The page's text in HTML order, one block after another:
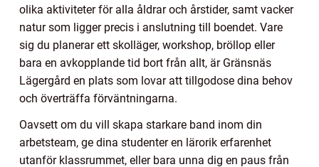
olika aktiviteter för alla åldrar och årstider, samt vacker
natur som ligger precis i anslutning till boendet. Vare
sig du planerar ett skolläger, workshop, bröllop eller
bara en avkopplande tid bort från allt, är Gränsnäs
Lägergård en plats som lovar att tillgodose dina behov
och överträffa förväntningarna.
Oavsett om du vill skapa starkare band inom din
arbetsteam, ge dina studenter en lärorik erfarenhet
utanför klassrummet, eller bara unna dig en paus från